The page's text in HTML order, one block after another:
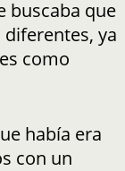
buscaba que
ya
como
había era
con un